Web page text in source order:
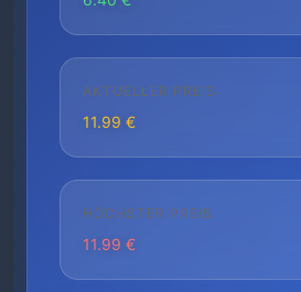
AKTUELLER PREIS
11.99 €
HÖCHSTER PREIS
11.99 €